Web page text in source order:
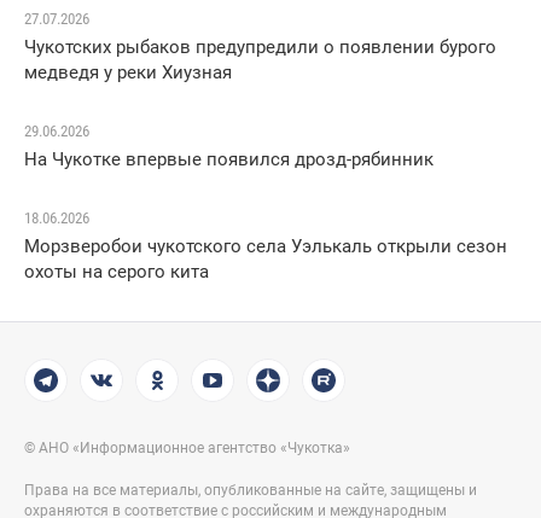
27.07.2026
Чукотских рыбаков предупредили о появлении бурого
медведя у реки Хиузная
29.06.2026
На Чукотке впервые появился дрозд-рябинник
18.06.2026
Морзверобои чукотского села Уэлькаль открыли сезон
охоты на серого кита
© АНО «Информационное агентство «Чукотка»
Права на все материалы, опубликованные на сайте, защищены и
охраняются в соответствие с российским и международным